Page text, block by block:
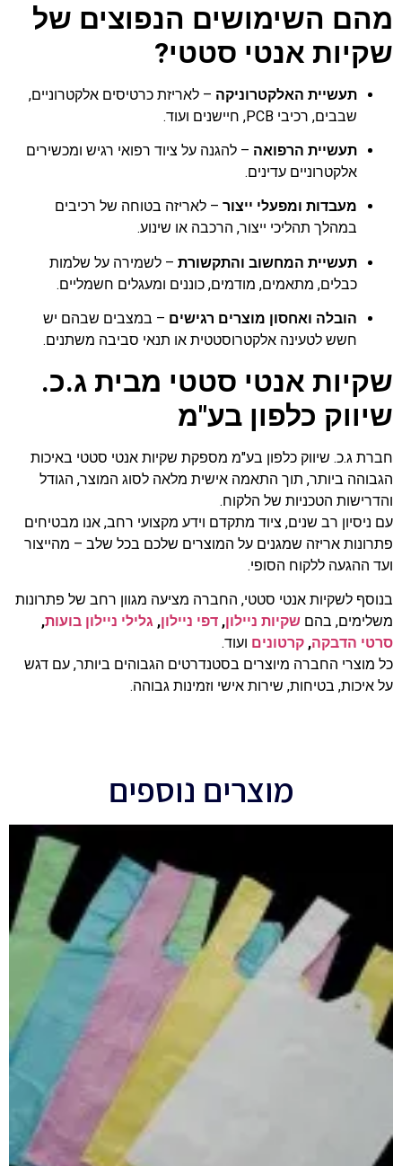
מהם השימושים הנפוצים של
שקיות אנטי סטטי?
תעשיית האלקטרוניקה – לאריזת כרטיסים אלקטרוניים,
שבבים, רכיבי PCB, חיישנים ועוד.
תעשיית הרפואה – להגנה על ציוד רפואי רגיש ומכשירים
אלקטרוניים עדינים.
מעבדות ומפעלי ייצור – לאריזה בטוחה של רכיבים
במהלך תהליכי ייצור, הרכבה או שינוע.
תעשיית המחשוב והתקשורת – לשמירה על שלמות
כבלים, מתאמים, מודמים, כוננים ומעגלים חשמליים.
הובלה ואחסון מוצרים רגישים – במצבים שבהם יש
חשש לטעינה אלקטרוסטטית או תנאי סביבה משתנים.
שקיות אנטי סטטי מבית ג.כ.
שיווק כלפון בע"מ
חברת ג.כ. שיווק כלפון בע"מ מספקת שקיות אנטי סטטי באיכות
הגבוהה ביותר, תוך התאמה אישית מלאה לסוג המוצר, הגודל
והדרישות הטכניות של הלקוח.
עם ניסיון רב שנים, ציוד מתקדם וידע מקצועי רחב, אנו מבטיחים
פתרונות אריזה שמגנים על המוצרים שלכם בכל שלב – מהייצור
ועד ההגעה ללקוח הסופי.
בנוסף לשקיות אנטי סטטי, החברה מציעה מגוון רחב של פתרונות
משלימים, בהם שקיות ניילון, דפי ניילון, גלילי ניילון בועות,
סרטי הדבקה, קרטונים ועוד.
כל מוצרי החברה מיוצרים בסטנדרטים הגבוהים ביותר, עם דגש
על איכות, בטיחות, שירות אישי וזמינות גבוהה.
מוצרים נוספים